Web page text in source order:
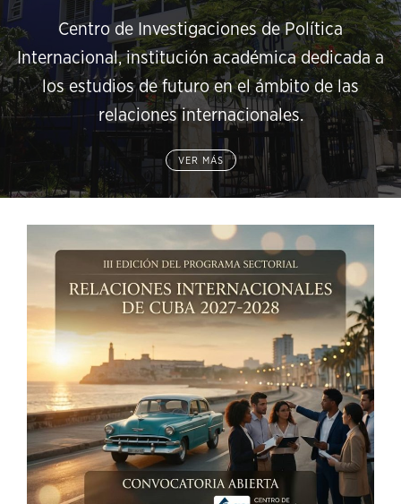
Centro de Investigaciones de Política
Internacional, institución académica dedicada a
los estudios de futuro en el ámbito de las
relaciones internacionales.
VER MÁS